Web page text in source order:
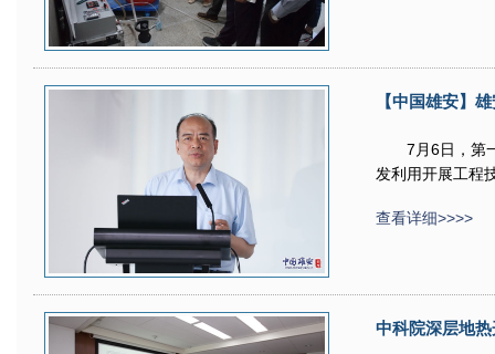
【中国雄安】
7月6日，第
发利用开展工程
查看详细>>>>
中科院深层地